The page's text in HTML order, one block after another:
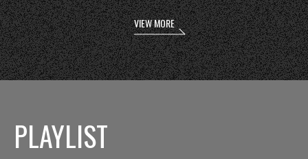
VIEW MORE
PLAYLIST